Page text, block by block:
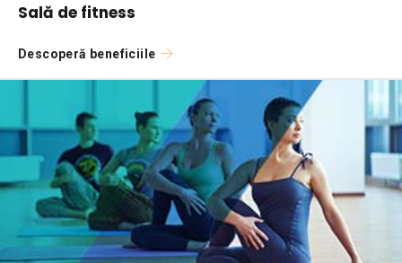
Sală de fitness
Descoperă beneficiile